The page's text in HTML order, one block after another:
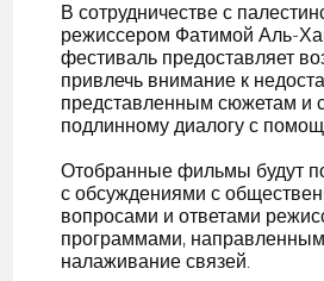
В сотрудничестве с
режиссером Фатимой Аль-
фестиваль предоставляет
привлечь внимание к
представленным сюжетам и
подлинному диалогу с
Отобранные фильмы будут
с обсуждениями с
вопросами и ответами
программами,
налаживание связей.